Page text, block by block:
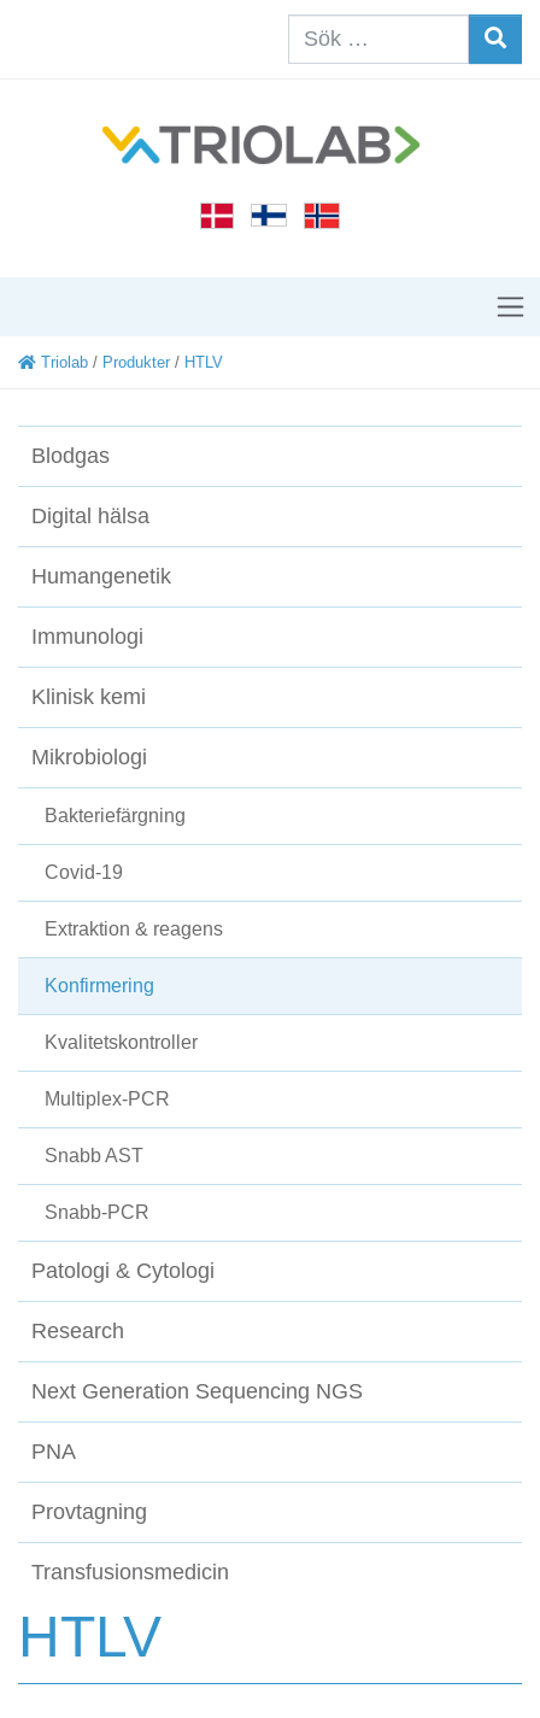
Triolab / Produkter / HTLV
Blodgas
Digital hälsa
Humangenetik
Immunologi
Klinisk kemi
Mikrobiologi
Bakteriefärgning
Covid-19
Extraktion & reagens
Konfirmering
Kvalitetskontroller
Multiplex-PCR
Snabb AST
Snabb-PCR
Patologi & Cytologi
Research
Next Generation Sequencing NGS
PNA
Provtagning
Transfusionsmedicin
HTLV